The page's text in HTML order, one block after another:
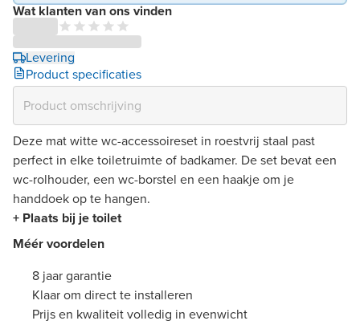
Wat klanten van ons vinden
Levering
Product specificaties
Deze mat witte wc-accessoireset in roestvrij staal past
perfect in elke toiletruimte of badkamer. De set bevat een
wc-rolhouder, een wc-borstel en een haakje om je
handdoek op te hangen.
+ Plaats bij je toilet
Méér voordelen
8 jaar garantie
Klaar om direct te installeren
Prijs en kwaliteit volledig in evenwicht